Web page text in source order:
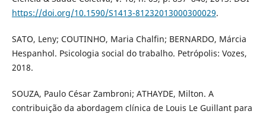
https://doi.org/10.1590/S1413-81232013000300029.
SATO, Leny; COUTINHO, Maria Chalfin; BERNARDO, Márcia
Hespanhol. Psicologia social do trabalho. Petrópolis: Vozes,
2018.
SOUZA, Paulo César Zambroni; ATHAYDE, Milton. A
contribuição da abordagem clínica de Louis Le Guillant para